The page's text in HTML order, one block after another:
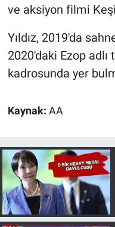
ve aksiyon filmi
Yıldız, 2019'da
2020'daki Ezop adlı
kadrosunda yer
Kaynak: AA
Spor
Teknoloji
Türkiye'nin
Yerel Yaşam
Canlı Yayın